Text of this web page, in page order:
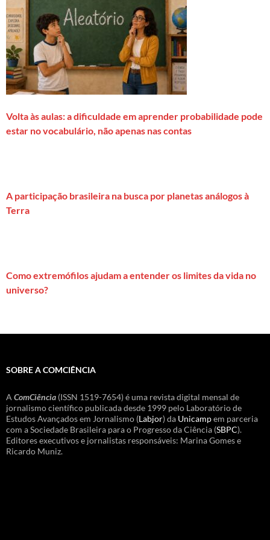
Volta às aulas: a dificuldade em aprender probabilidade pode
estar no vocabulário, não apenas nas contas
A participação brasileira na busca por planetas análogos à
Terra
Como extremófilos ajudam a entender os limites da vida no
universo?
SOBRE A COMCIÊNCIA
A ComCiência (ISSN 1519-7654) é uma revista digital mensal de
jornalismo científico publicada desde 1999 pelo Laboratório de
Estudos Avançados em Jornalismo (Labjor) da Unicampem parceria
com a Sociedade Brasileira para o Progresso da Ciência (SBPC).
Editores executivos e jornalistas responsáveis: Marina Gomes e
Ricardo Muniz.